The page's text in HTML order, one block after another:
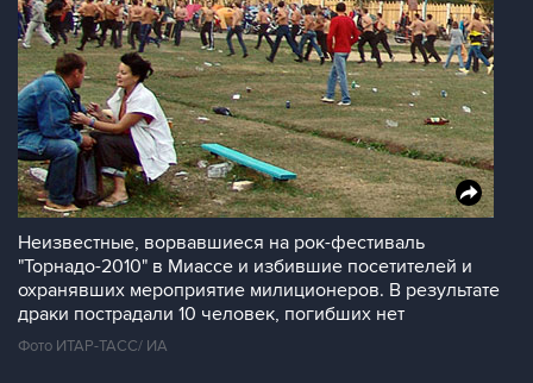
Неизвестные, ворвавшиеся на рок-фестиваль
"Торнадо-2010" в Миассе и избившие посетителей и
охранявших мероприятие милиционеров. В результате
драки пострадали 10 человек, погибших нет
Фото ИТАР-ТАСС/ ИА